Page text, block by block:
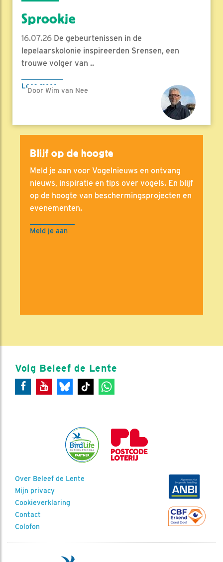
Sprookje
16.07.26 De gebeurtenissen in de
lepelaarskolonie inspireerden Srensen, een
trouwe volger van ..
Lees meer
Door Wim van Nee
Blijf op de hoogte
Meld je aan voor Vogelnieuws en ontvang
nieuws, inspiratie en tips over vogels. En blijf
op de hoogte van beschermingsprojecten en
evenementen.
Meld je aan
Volg Beleef de Lente
Over Beleef de Lente
Mijn privacy
Cookieverklaring
Contact
Colofon